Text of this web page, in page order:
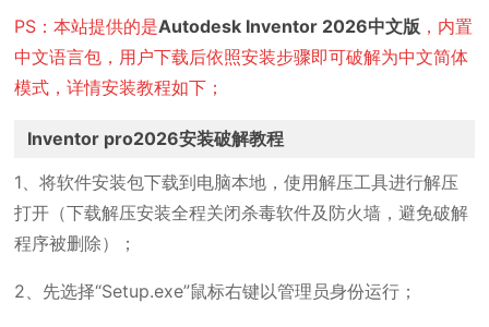
PS：本站提供的是Autodesk Inventor 2026中文版 ，内置
中文语言包，用户下载后依照安装步骤即可破解为中文简体
模式，详情安装教程如下；
Inventor pro2026安装破解教程
1、将软件安装包下载到电脑本地，使用解压工具进行解压
打开（下载解压安装全程关闭杀毒软件及防火墙，避免破解
程序被删除）；
2、先选择“Setup.exe”鼠标右键以管理员身份运行；